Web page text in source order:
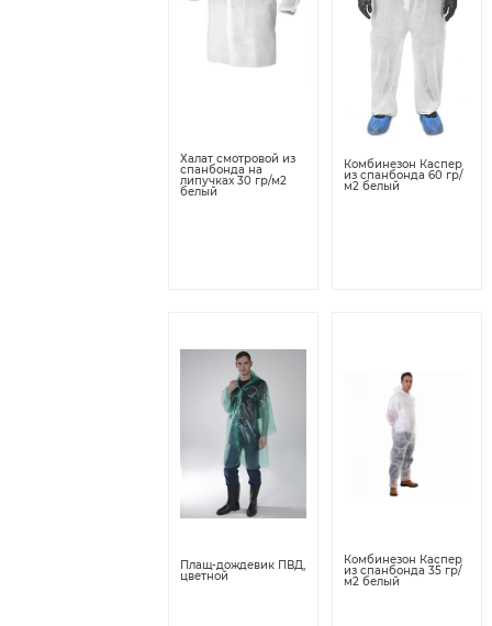
Халат смотровой из
спанбонда на
липучках 30 гр/м2
белый
Комбинезон Каспер
из спанбонда 60 гр/
м2 белый
Плащ-дождевик ПВД,
цветной
Комбинезон Каспер
из спанбонда 35 гр/
м2 белый